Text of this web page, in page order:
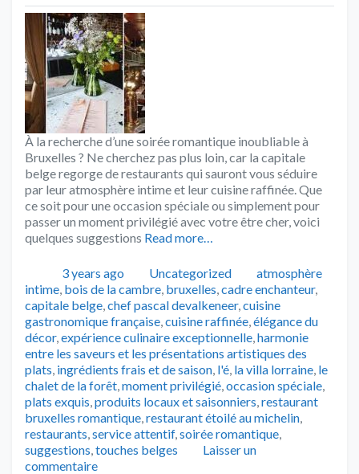
À la recherche d’une soirée romantique inoubliable à
Bruxelles ? Ne cherchez pas plus loin, car la capitale
belge regorge de restaurants qui sauront vous séduire
par leur atmosphère intime et leur cuisine raffinée. Que
ce soit pour une occasion spéciale ou simplement pour
passer un moment privilégié avec votre être cher, voici
quelques suggestions Read more…
Publié3 years ago Catégories
Uncategorized Tags
atmosphère
intime, bois de la cambre, bruxelles,cadre enchanteur,
capitale belge,chef pascal devalkeneer,cuisine
gastronomique française,cuisine raffinée,élégance du
décor,expérience culinaire exceptionnelle,harmonie
entre les saveurs et les présentations artistiques des
plats, ingrédients frais et de saison, l'é, la villa lorraine, le
chalet de la forêt,moment privilégié,occasion spéciale,
plats exquis,produits locaux et saisonniers,restaurant
bruxelles romantique,restaurant étoilé au michelin,
restaurants,service attentif,soirée romantique,
suggestions,touches belges
Laisser un
commentaire